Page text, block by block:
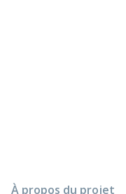
À propos du projet